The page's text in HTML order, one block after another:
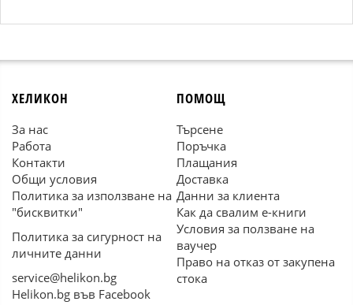
ХЕЛИКОН
За нас
Работа
Контакти
Общи условия
Политика за използване на
"бисквитки"
Политика за сигурност на
личните данни
service@helikon.bg
Helikon.bg във Facebook
ПОМОЩ
Търсене
Поръчка
Плащания
Доставка
Данни за клиента
Как да свалим е-книги
Условия за ползване на
ваучер
Право на отказ от закупена
стока